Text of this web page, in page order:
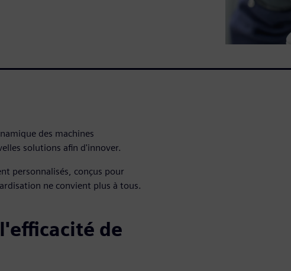
des machines
solutions afin d'innover.
personnalisés, conçus pour
ne convient plus à tous.
de